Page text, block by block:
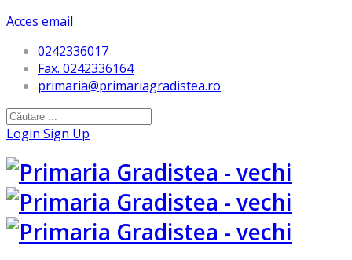
Acces email
0242336017
Fax. 0242336164
primaria@primariagradistea.ro
Login Sign Up